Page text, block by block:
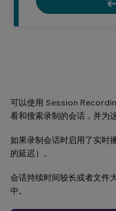
可以使用 Session
看和搜索录制的会话，并为
如果录制会话时启用了实时
的延迟）。
会话持续时间较长或者文件
中。